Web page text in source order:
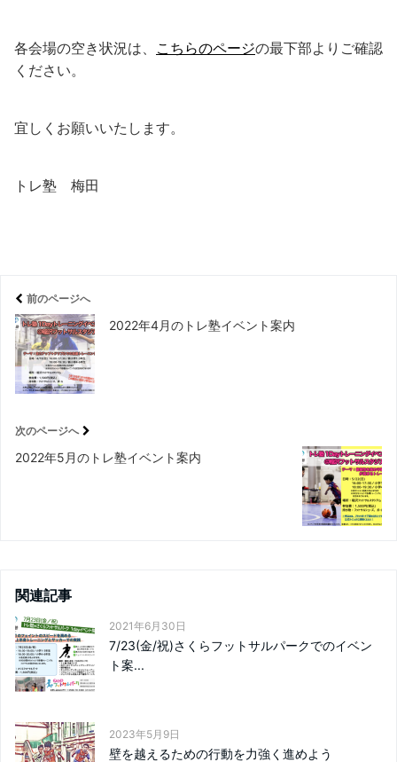
各会場の空き状況は、 こちらのページの最下部よりご確認
ください。
宜しくお願いいたします。
トレ塾 梅田
前のページへ
2022年4月のトレ塾イベント案内
次のページへ
2022年5月のトレ塾イベント案内
関連記事
2021年6月30日
7/23(金/祝)さくらフットサルパークでのイベン
ト案...
2023年5月9日
壁を越えるための行動を力強く進めよう